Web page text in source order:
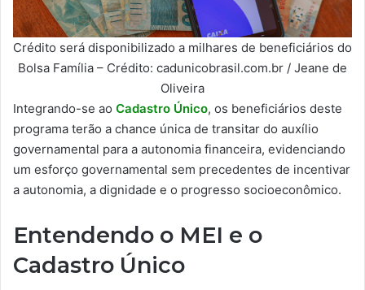
Crédito será disponibilizado a milhares de beneficiários do
Bolsa Família – Crédito: cadunicobrasil.com.br / Jeane de
Oliveira
Integrando-se ao Cadastro Único, os beneficiários deste
programa terão a chance única de transitar do auxílio
governamental para a autonomia financeira, evidenciando
um esforço governamental sem precedentes de incentivar
a autonomia, a dignidade e o progresso socioeconômico.
Entendendo o MEI e o
Cadastro Único